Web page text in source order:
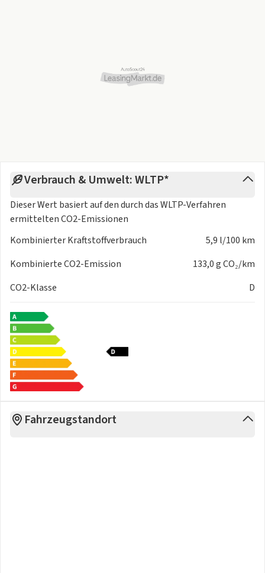
- Aktiver Park-Assistent mit PARKTRONIC
- i-Size Kindersitzbefestigung
- Fünfsitzer
- Zierelemente Holz Linde schwarz offenporig
Exterieur
- Außenspiegel elektrisch anklappbar
- 45,7 cm (18") AMG Leichtmetallräder im 5-
- 4-Wege-Lordosenstütze
- 4/5türig
Sonstiges
- Fingerabdrucksensor
- Galvanisierte Lenkradschaltpaddles
- TIREFIT
- Umweltplakette (grün)
Verbrauch & Umwelt: WLTP*
Dieser Wert basiert auf den durch dasWLTP-Verfahren
ermittelten CO2-Emissionen
Kombinierter Kraftstoffverbrauch
5,9 l/100 km
Kombinierte CO2-Emission
133,0 g CO₂/km
CO2-Klasse
D
Fahrzeugstandort